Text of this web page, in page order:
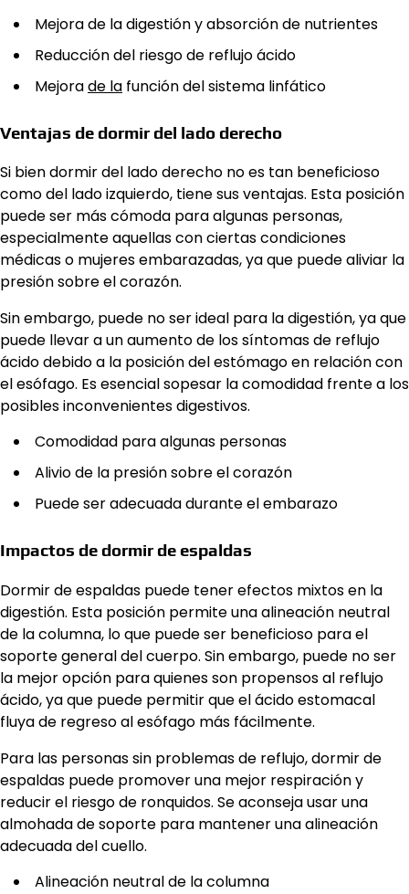
Mejora de la digestión y absorción de nutrientes
Reducción del riesgo de reflujo ácido
Mejorade la función del sistema linfático
Ventajas de dormir del lado derecho
Si bien dormir del lado derecho no es tan beneficioso
como del lado izquierdo, tiene sus ventajas. Esta posición
puede ser más cómoda para algunas personas,
especialmente aquellas con ciertas condiciones
médicas o mujeres embarazadas, ya que puede aliviar la
presión sobre el corazón.
Sin embargo, puede no ser ideal para la digestión, ya que
puede llevar a un aumento de los síntomas de reflujo
ácido debido a la posición del estómago en relación con
el esófago. Es esencial sopesar la comodidad frente a los
posibles inconvenientes digestivos.
Comodidad para algunas personas
Alivio de la presión sobre el corazón
Puede ser adecuada durante el embarazo
Impactos de dormir de espaldas
Dormir de espaldas puede tener efectos mixtos en la
digestión. Esta posición permite una alineación neutral
de la columna, lo que puede ser beneficioso para el
soporte general del cuerpo. Sin embargo, puede no ser
la mejor opción para quienes son propensos al reflujo
ácido, ya que puede permitir que el ácido estomacal
fluya de regreso al esófago más fácilmente.
Para las personas sin problemas de reflujo, dormir de
espaldas puede promover una mejor respiración y
reducir el riesgo de ronquidos. Se aconseja usar una
almohada de soporte para mantener una alineación
adecuada del cuello.
Alineación neutral de la columna